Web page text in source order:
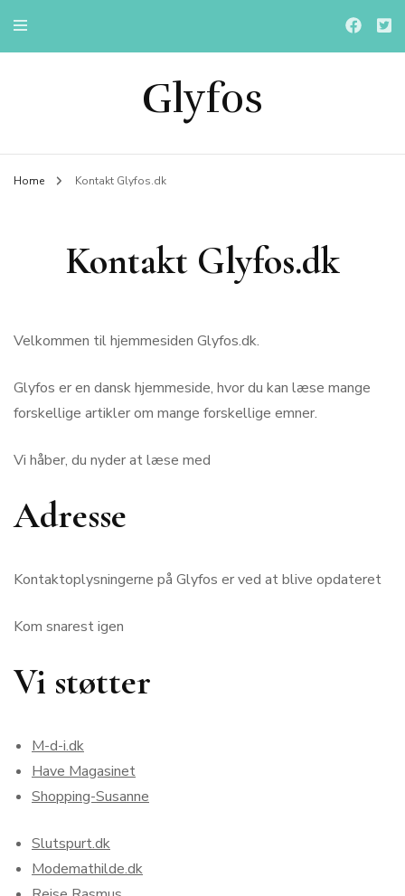
Glyfos
Home Kontakt Glyfos.dk
Kontakt Glyfos.dk
Velkommen til hjemmesiden Glyfos.dk.
Glyfos er en dansk hjemmeside, hvor du kan læse mange
forskellige artikler om mange forskellige emner.
Vi håber, du nyder at læse med
Adresse
Kontaktoplysningerne på Glyfos er ved at blive opdateret
Kom snarest igen
Vi støtter
M-d-i.dk
Have Magasinet
Shopping-Susanne
Slutspurt.dk
Modemathilde.dk